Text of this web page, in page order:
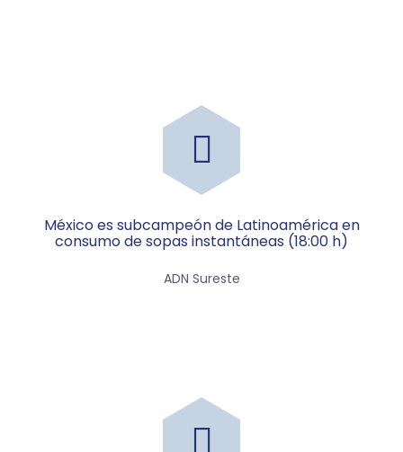
México es subcampeón de Latinoamérica en
consumo de sopas instantáneas (18:00 h)
ADN Sureste